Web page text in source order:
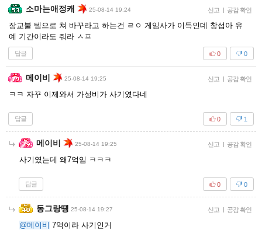
소마는애정캐 25-08-14 19:24 신고 | 공감 확인
장교불 템으로 쳐 바꾸라고 하는건 ㄹㅇ 게임사가 이득인데 창섭아 유
예 기간이라도 줘라 ㅅㅍ
답글 0
0
메이비 25-08-14 19:25 신고 | 공감 확인
ㅋㅋ 자꾸 이제와서 가성비가 사기였다네
답글 1
0
메이비 25-08-14 19:25 신고 | 공감 확인
사기였는데 왜7억임 ㅋㅋㅋ
답글 0
0
동그랑떙 25-08-14 19:27 신고 | 공감 확인
@메이비 7억이라 사기인거